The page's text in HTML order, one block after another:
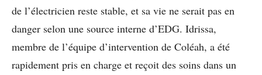
de l’électricien reste stable, et sa vie ne serait pas en
danger selon une source interne d’EDG. Idrissa,
membre de l’équipe d’intervention de Coléah, a été
rapidement pris en charge et reçoit des soins dans un